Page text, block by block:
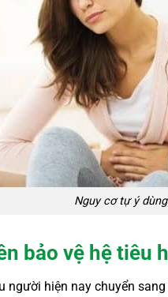
Nguy cơ tự ý
bảo vệ hệ tiêu
người hiện nay chuyển